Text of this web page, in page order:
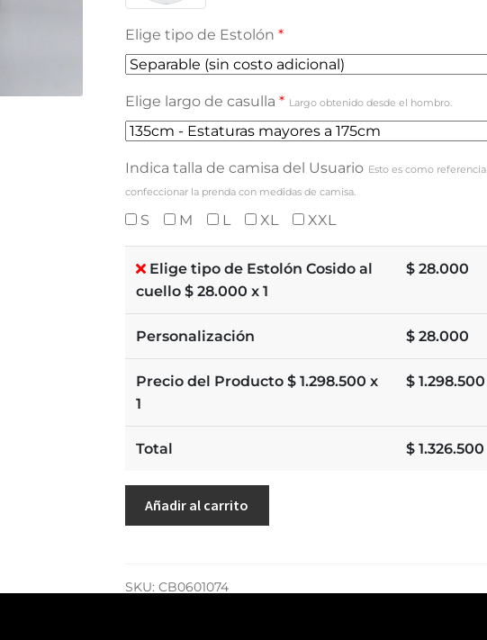
Elige tipo de Estolón *
Elige largo de casulla * Largo obtenido desde el hombro.
Indica talla de camisa del Usuario Esto es como
confeccionar la prenda con medidas de camisa.
S M L XL XXL
Elige tipo de Estolón Cosido al
cuello $ 28.000 x 1
$ 28.000
Personalización $ 28.000
Precio del Producto $ 1.298.500 x
1
$ 1.298.500
Total $ 1.326.500
Añadir al carrito
SKU: CB0601074